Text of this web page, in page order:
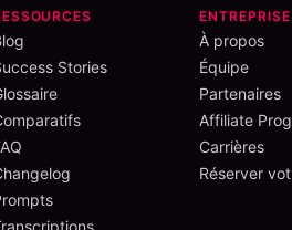
Stories
ENTREPRISE
À propos
Équipe
Partenaires
Affiliate
Carrières
Réserver